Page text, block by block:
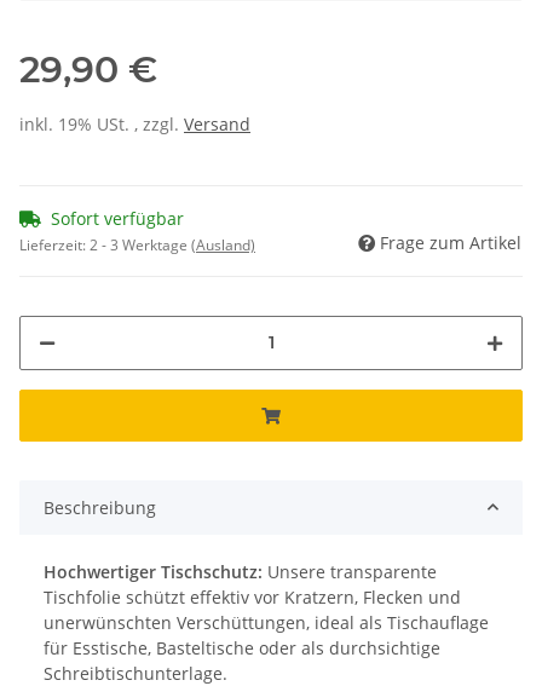
29,90 €
inkl. 19% USt. , zzgl. Versand
Sofort verfügbar
Lieferzeit:2 - 3 Werktage (Ausland) Frage zum Artikel
Beschreibung
Hochwertiger Tischschutz: Unsere transparente
Tischfolie schützt effektiv vor Kratzern, Flecken und
unerwünschten Verschüttungen, ideal als Tischauflage
für Esstische, Basteltische oder als durchsichtige
Schreibtischunterlage.